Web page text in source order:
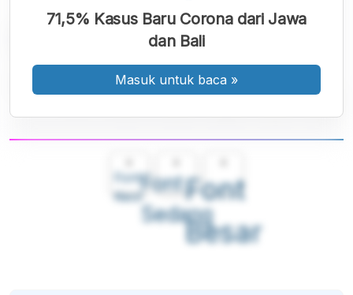
Font
Kecil
Font
Sedang
Font
Besar
71,5% Kasus Baru Corona dari Jawa
dan Bali
Masuk untuk baca »